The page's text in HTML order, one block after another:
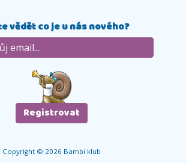
vědět co je u nás nového?
Copyright © 2026 Bambi klub